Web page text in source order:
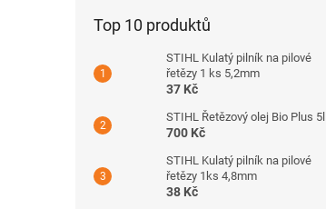
Top 10 produktů
STIHL Kulatý pilník na pilové
řetězy 1 ks 5,2mm
37 Kč
STIHL Řetězový olej Bio Plus 5l
700 Kč
STIHL Kulatý pilník na pilové
řetězy 1ks 4,8mm
38 Kč